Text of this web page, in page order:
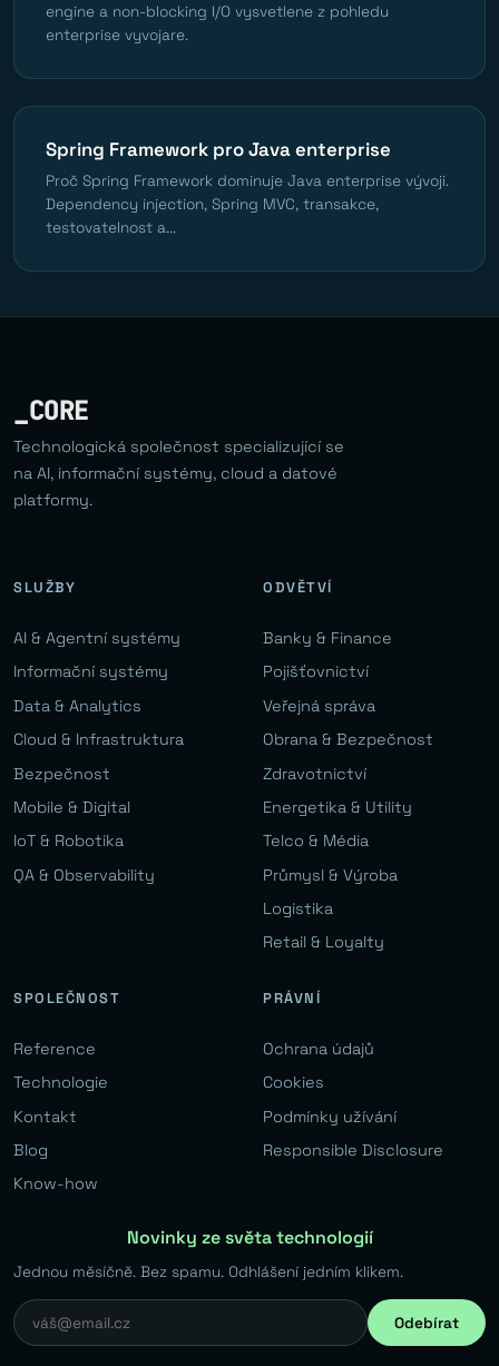
engine a non-blocking I/O vysvetlene z pohledu
enterprise vyvojare.
Spring Framework pro Java enterprise
Proč Spring Framework dominuje Java enterprise vývoji.
Dependency injection, Spring MVC, transakce,
testovatelnost a...
_CORE
Technologická společnost specializující se
na AI, informační systémy, cloud a datové
platformy.
SLUŽBY
AI & Agentní systémy
Informační systémy
Data & Analytics
Cloud & Infrastruktura
Bezpečnost
Mobile & Digital
IoT & Robotika
QA & Observability
ODVĚTVÍ
Banky & Finance
Pojišťovnictví
Veřejná správa
Obrana & Bezpečnost
Zdravotnictví
Energetika & Utility
Telco & Média
Průmysl & Výroba
Logistika
Retail & Loyalty
SPOLEČNOST
Reference
Technologie
Kontakt
Blog
Know-how
PRÁVNÍ
Ochrana údajů
Cookies
Podmínky užívání
Responsible Disclosure
Novinky ze světa technologií
Jednou měsíčně. Bez spamu. Odhlášení jedním klikem.
Odebírat